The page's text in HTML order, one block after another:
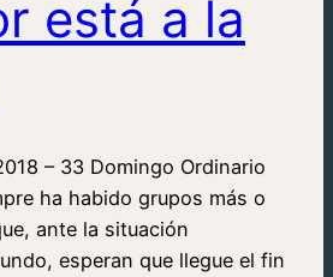
está a la
– 33 Domingo Ordinario
ha habido grupos más o
ante la situación
esperan que llegue el fin